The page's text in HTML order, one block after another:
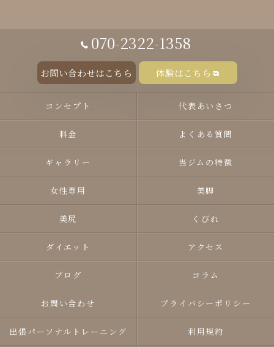
070-2322-1358
お問い合わせはこちら 体験はこちら
コンセプト 代表あいさつ
料金 よくある質問
ギャラリー 当ジムの特徴
女性専用 美脚
美尻 くびれ
ダイエット アクセス
ブログ コラム
お問い合わせ プライバシーポリシー
出張パーソナルトレーニング 利用規約